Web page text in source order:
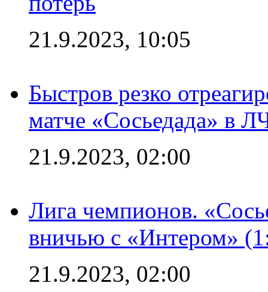
21.9.2023, 10:05
Быстров резко
матче «Сосьедада» в
21.9.2023, 02:00
Лига чемпионов.
вничью с «Интером»
21.9.2023, 02:00